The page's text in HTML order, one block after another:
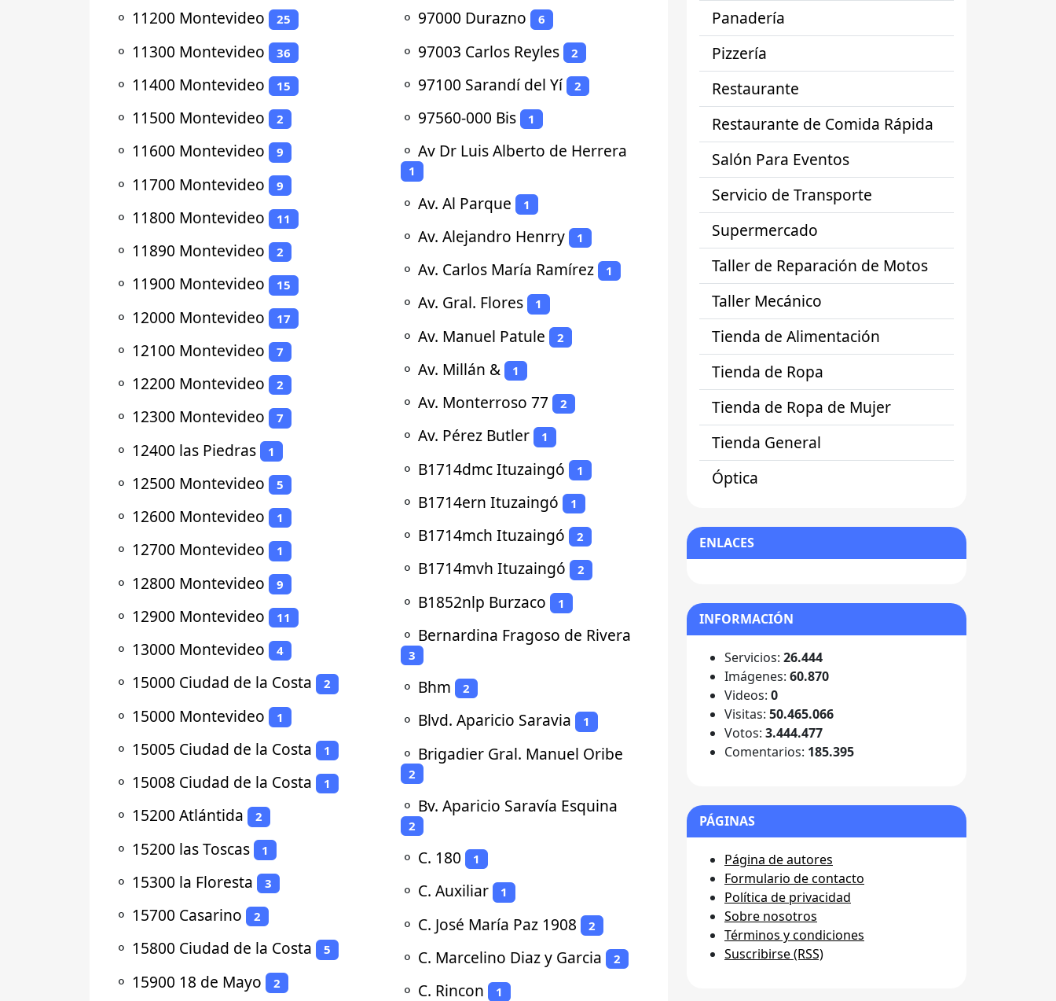
⚬ 11200 Montevideo 25
⚬ 11300 Montevideo 36
⚬ 11400 Montevideo 15
⚬ 11500 Montevideo 2
⚬ 11600 Montevideo 9
⚬ 11700 Montevideo 9
⚬ 11800 Montevideo 11
⚬ 11890 Montevideo 2
⚬ 11900 Montevideo 15
⚬ 12000 Montevideo 17
⚬ 12100 Montevideo 7
⚬ 12200 Montevideo 2
⚬ 12300 Montevideo 7
⚬ 12400 las Piedras 1
⚬ 12500 Montevideo 5
⚬ 12600 Montevideo 1
⚬ 12700 Montevideo 1
⚬ 12800 Montevideo 9
⚬ 12900 Montevideo 11
⚬ 13000 Montevideo 4
⚬ 15000 Ciudad de la Costa 2
⚬ 15000 Montevideo 1
⚬ 15005 Ciudad de la Costa 1
⚬ 15008 Ciudad de la Costa 1
⚬ 15200 Atlántida 2
⚬ 15200 las Toscas 1
⚬ 15300 la Floresta 3
⚬ 15700 Casarino 2
⚬ 15800 Ciudad de la Costa 5
⚬ 15900 18 de Mayo 2
⚬ 97000 Durazno 6
⚬ 97003 Carlos Reyles 2
⚬ 97100 Sarandí del Yí 2
⚬ 97560-000 Bis 1
⚬ Av Dr Luis Alberto de Herrera
1
⚬ Av. Al Parque 1
⚬ Av. Alejandro Henrry 1
⚬ Av. Carlos María Ramírez 1
⚬ Av. Gral. Flores 1
⚬ Av. Manuel Patule 2
⚬ Av. Millán & 1
⚬ Av. Monterroso 77 2
⚬ Av. Pérez Butler 1
⚬ B1714dmc Ituzaingó 1
⚬ B1714ern Ituzaingó 1
⚬ B1714mch Ituzaingó 2
⚬ B1714mvh Ituzaingó 2
⚬ B1852nlp Burzaco 1
⚬ Bernardina Fragoso de Rivera
3
⚬ Bhm 2
⚬ Blvd. Aparicio Saravia 1
⚬ Brigadier Gral. Manuel Oribe
2
⚬ Bv. Aparicio Saravía Esquina
2
⚬ C. 180 1
⚬ C. Auxiliar 1
⚬ C. José María Paz 1908 2
⚬ C. Marcelino Diaz y Garcia 2
⚬ C. Rincon 1
Panadería
Pizzería
Restaurante
Restaurante de Comida Rápida
Salón Para Eventos
Servicio de Transporte
Supermercado
Taller de Reparación de Motos
Taller Mecánico
Tienda de Alimentación
Tienda de Ropa
Tienda de Ropa de Mujer
Tienda General
Óptica
ENLACES
INFORMACIÓN
Servicios: 26.444
Imágenes: 60.870
Videos: 0
Visitas: 50.465.066
Votos: 3.444.477
Comentarios: 185.395
PÁGINAS
Página de autores
Formulario de contacto
Política de privacidad
Sobre nosotros
Términos y condiciones
Suscribirse (RSS)